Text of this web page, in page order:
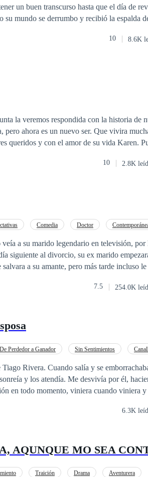
un buen transcurso hasta que el día de
mundo se derrumbo y recibió la espalda
Stephen está dispuesto a todo para que
10 8.6K
ahora es un nuevo ser. Que vivira
queridos y con el amor de su vida Karen.
el camino que decide tomar Marvin, muy
lo rodea. No todos tenemos la oportunidad
o no...
10 2.8K
Comedia Doctor
a su marido legendario en televisión, por
siguiente al divorcio, su ex marido
a su amante, pero más tarde incluso
de primera J, fundadora de una marca de
7.5 254.0K
De Perdedor a Ganador Sin Sentimientos
Rivera. Cuando salía y se
y los atendía. Me desvivía por él,
en todo momento, viniera cuando viniera
6.3K
AQUNQUE MO SEA
Traición Drama
Aventurera